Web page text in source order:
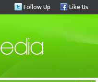
Follow Up Like Us